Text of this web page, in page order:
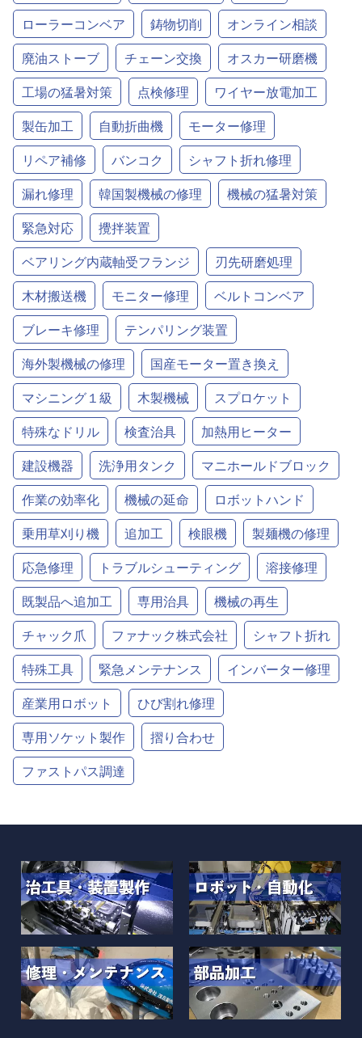
ローラーコンベア
鋳物切削
オンライン相談
廃油ストーブ
チェーン交換
オスカー研磨機
工場の猛暑対策
点検修理
ワイヤー放電加工
製缶加工
自動折曲機
モーター修理
リペア補修
バンコク
シャフト折れ修理
漏れ修理
韓国製機械の修理
機械の猛暑対策
緊急対応
攪拌装置
ベアリング内蔵軸受フランジ
刃先研磨処理
木材搬送機
モニター修理
ベルトコンベア
ブレーキ修理
テンパリング装置
海外製機械の修理
国産モーター置き換え
マシニング１級
木製機械
スプロケット
特殊なドリル
検査治具
加熱用ヒーター
建設機器
洗浄用タンク
マニホールドブロック
作業の効率化
機械の延命
ロボットハンド
乗用草刈り機
追加工 検眼機
製麺機の修理
応急修理
トラブルシューティング
溶接修理
既製品へ追加工
専用治具
機械の再生
チャック爪
ファナック株式会社
シャフト折れ
特殊工具
緊急メンテナンス
インバーター修理
産業用ロボット
ひび割れ修理
専用ソケット製作
摺り合わせ
ファストパス調達